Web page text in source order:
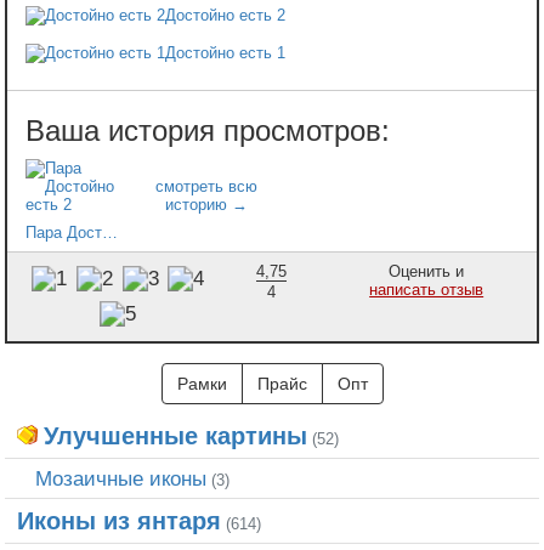
Достойно есть 2
Достойно есть 1
4,75
4
Оценить и
написать отзыв
Рамки Прайс Опт
Улучшенные картины (52)
Мозаичные иконы (3)
Иконы из янтаря (614)